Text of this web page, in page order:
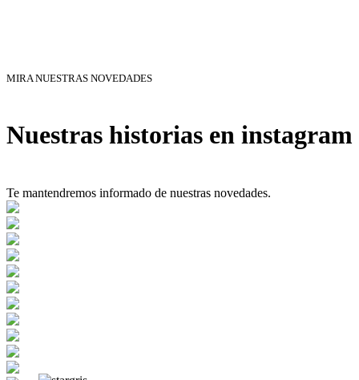
MIRA NUESTRAS NOVEDADES
Nuestras historias en instagram
Te mantendremos informado de nuestras novedades.